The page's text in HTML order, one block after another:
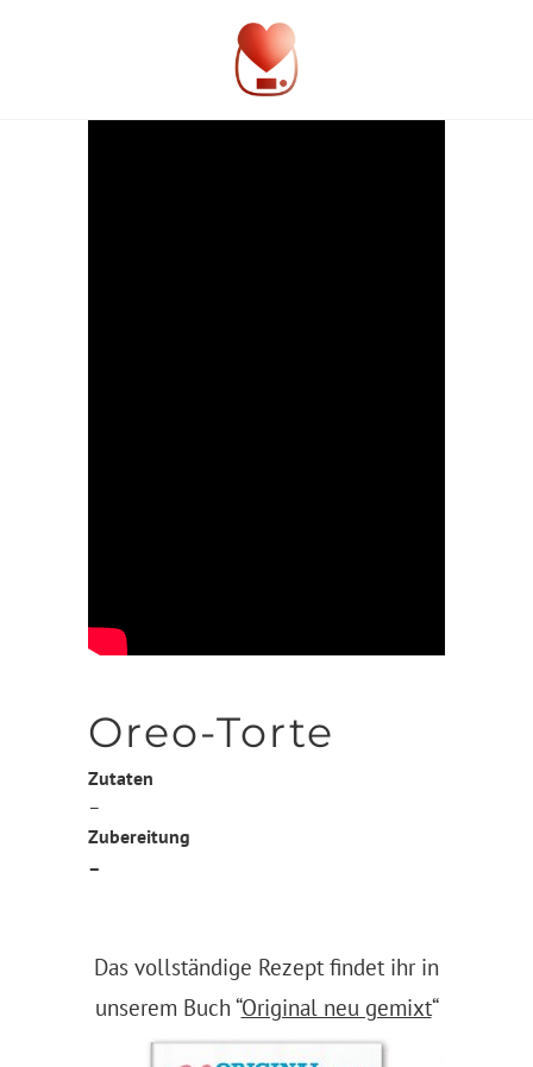
Oreo-Torte
Zutaten
–
Zubereitung
–
Das vollständige Rezept findet ihr in
unserem Buch “Original neu gemixt“